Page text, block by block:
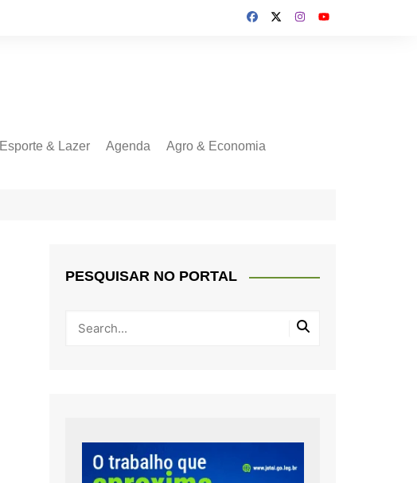
Esporte & Lazer Agenda Agro & Economia
PESQUISAR NO PORTAL